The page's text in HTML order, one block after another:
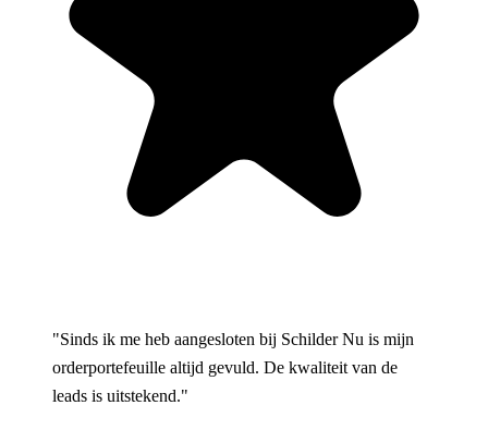
"Sinds ik me heb aangesloten bij Schilder Nu is mijn
orderportefeuille altijd gevuld. De kwaliteit van de
leads is uitstekend."